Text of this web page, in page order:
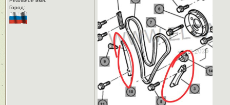
Город:ㅤ